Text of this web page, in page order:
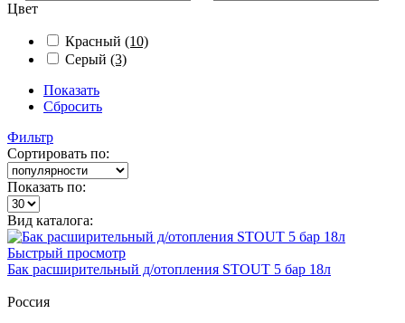
Цвет
Красный (10)
Серый (3)
Показать
Сбросить
Фильтр
Сортировать по:
Показать по:
Вид каталога:
Быстрый просмотр
Бак расширительный д/отопления STOUT 5 бар 18л
Россия